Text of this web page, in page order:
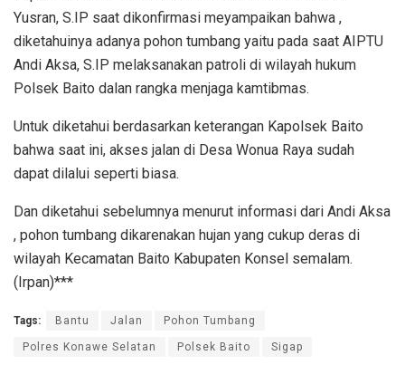
Yusran, S.IP saat dikonfirmasi meyampaikan bahwa ,
diketahuinya adanya pohon tumbang yaitu pada saat AIPTU
Andi Aksa, S.IP melaksanakan patroli di wilayah hukum
Polsek Baito dalan rangka menjaga kamtibmas.
Untuk diketahui berdasarkan keterangan Kapolsek Baito
bahwa saat ini, akses jalan di Desa Wonua Raya sudah
dapat dilalui seperti biasa.
Dan diketahui sebelumnya menurut informasi dari Andi Aksa
, pohon tumbang dikarenakan hujan yang cukup deras di
wilayah Kecamatan Baito Kabupaten Konsel semalam.
(Irpan)***
Tags: Bantu Jalan Pohon Tumbang
Polres Konawe Selatan Polsek Baito Sigap